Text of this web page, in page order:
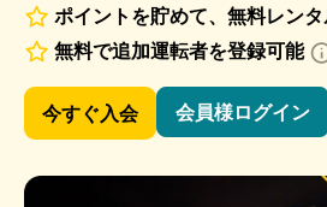
ポイントを貯めて、無料レン
無料で追加運転者を登録可能
今すぐ入会 会員様ログイン